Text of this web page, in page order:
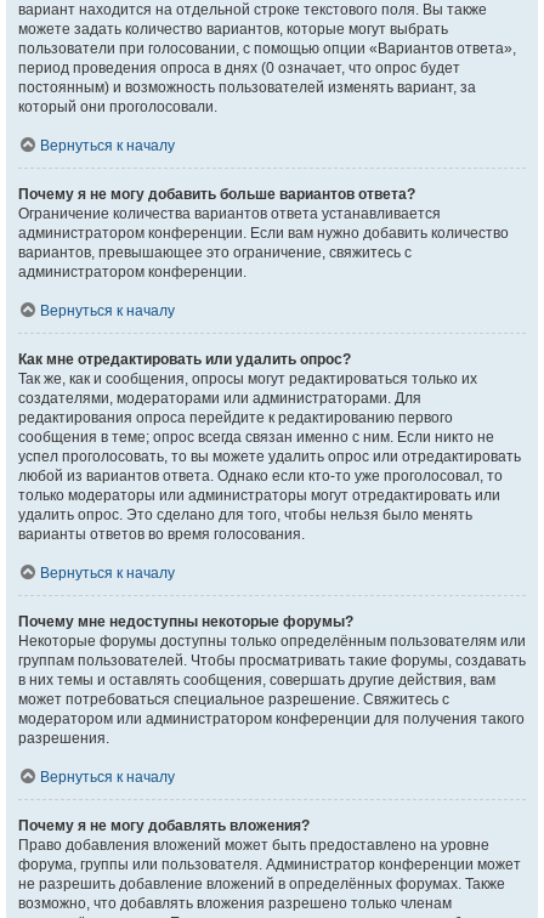
вариант находится на отдельной строке текстового поля. Вы также
можете задать количество вариантов, которые могут выбрать
пользователи при голосовании, с помощью опции «Вариантов ответа»,
период проведения опроса в днях (0 означает, что опрос будет
постоянным) и возможность пользователей изменять вариант, за
который они проголосовали.
Вернуться к началу
Почему я не могу добавить больше вариантов ответа?
Ограничение количества вариантов ответа устанавливается
администратором конференции. Если вам нужно добавить количество
вариантов, превышающее это ограничение, свяжитесь с
администратором конференции.
Вернуться к началу
Как мне отредактировать или удалить опрос?
Так же, как и сообщения, опросы могут редактироваться только их
создателями, модераторами или администраторами. Для
редактирования опроса перейдите к редактированию первого
сообщения в теме; опрос всегда связан именно с ним. Если никто не
успел проголосовать, то вы можете удалить опрос или отредактировать
любой из вариантов ответа. Однако если кто-то уже проголосовал, то
только модераторы или администраторы могут отредактировать или
удалить опрос. Это сделано для того, чтобы нельзя было менять
варианты ответов во время голосования.
Вернуться к началу
Почему мне недоступны некоторые форумы?
Некоторые форумы доступны только определённым пользователям или
группам пользователей. Чтобы просматривать такие форумы, создавать
в них темы и оставлять сообщения, совершать другие действия, вам
может потребоваться специальное разрешение. Свяжитесь с
модератором или администратором конференции для получения такого
разрешения.
Вернуться к началу
Почему я не могу добавлять вложения?
Право добавления вложений может быть предоставлено на уровне
форума, группы или пользователя. Администратор конференции может
не разрешить добавление вложений в определённых форумах. Также
возможно, что добавлять вложения разрешено только членам